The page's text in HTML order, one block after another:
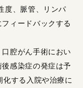
度、脈管、リンパ
ィードバックする
腔がん手術におい
感染症の発症は予
する入院や治療に